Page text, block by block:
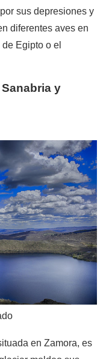
sus depresiones y
diferentes aves en
Egipto o el
y
en Zamora, es